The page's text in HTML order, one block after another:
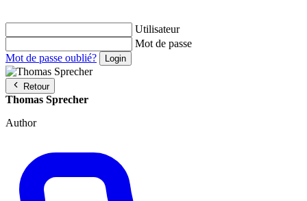
Utilisateur
Mot de passe
Mot de passe oublié?
Retour
Thomas Sprecher
Author